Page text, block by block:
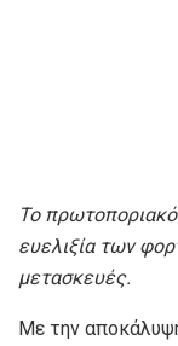
Το
ευελιξία των
μετασκευές.
Με την